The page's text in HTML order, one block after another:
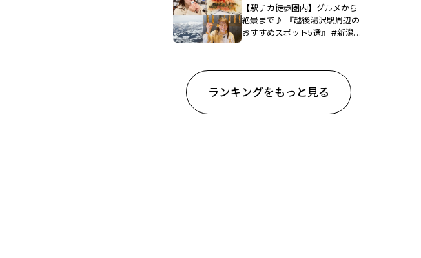
【駅チカ徒歩圏内】グルメから
絶景まで♪ 『越後湯沢駅周辺の
おすすめスポット5選』 #新潟観
ランキングをもっと見る